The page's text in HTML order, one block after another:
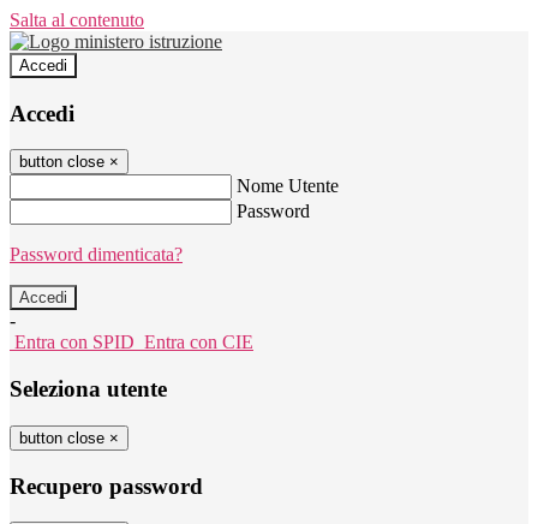
Salta al contenuto
Accedi
Accedi
button close ×
Nome Utente
Password
Password dimenticata?
-
Entra con SPID Entra con CIE
Seleziona utente
button close ×
Recupero password